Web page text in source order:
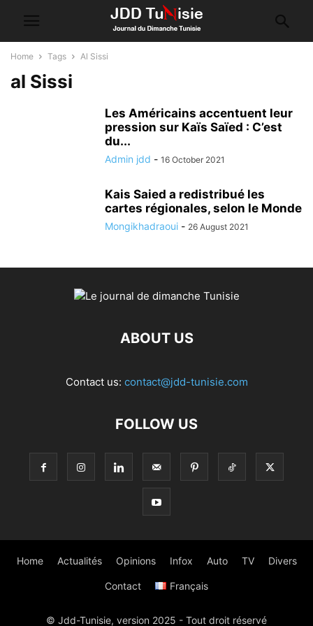
Home Tags Al Sissi
al Sissi
Les Américains accentuent leur
pression sur Kaïs Saïed : C’est
du...
Admin jdd - 16 October 2021
Kais Saied a redistribué les
cartes régionales, selon le Monde
Mongikhadraoui - 26 August 2021
ABOUT US
Contact us: contact@jdd-tunisie.com
FOLLOW US
Home Actualités Opinions Infox Auto TV Divers
Contact Français
© Jdd-Tunisie, version 2025 - Tout droit réservé